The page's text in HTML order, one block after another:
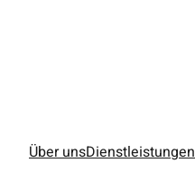
Über unsDienstleistungen